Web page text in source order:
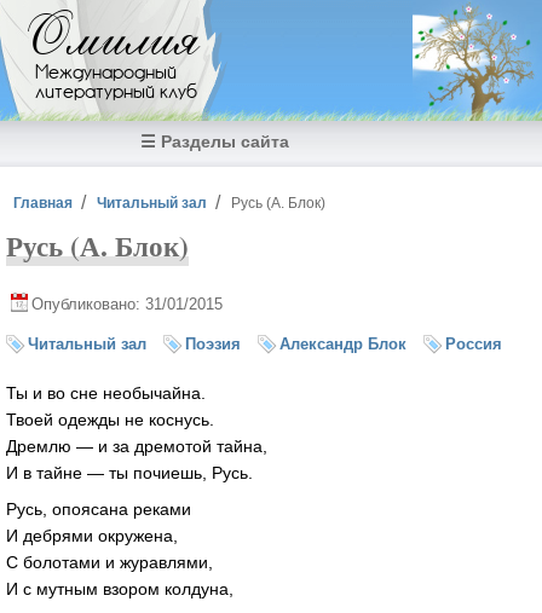
Перейти к основному содержанию
Омилия
Международный
литературный клуб
☰ Разделы сайта
Вы здесь
Главная Читальный зал Русь (А. Блок)
Русь (А. Блок)
Опубликовано: 31/01/2015
Читальный зал Поэзия Александр Блок Россия
Ты и во сне необычайна.
Твоей одежды не коснусь.
Дремлю — и за дремотой тайна,
И в тайне — ты почиешь, Русь.
Русь, опоясана реками
И дебрями окружена,
С болотами и журавлями,
И с мутным взором колдуна,